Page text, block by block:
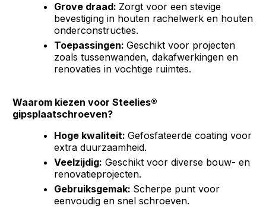
Grove draad: Zorgt voor een stevige
bevestiging in houten rachelwerk en houten
onderconstructies.
Toepassingen:Geschikt voor projecten
zoals tussenwanden, dakafwerkingen en
renovaties in vochtige ruimtes.
Waarom kiezen voor Steelies®
gipsplaatschroeven?
Hoge kwaliteit:Gefosfateerde coating voor
extra duurzaamheid.
Veelzijdig: Geschikt voor diverse bouw- en
renovatieprojecten.
Gebruiksgemak: Scherpe punt voor
eenvoudig en snel schroeven.